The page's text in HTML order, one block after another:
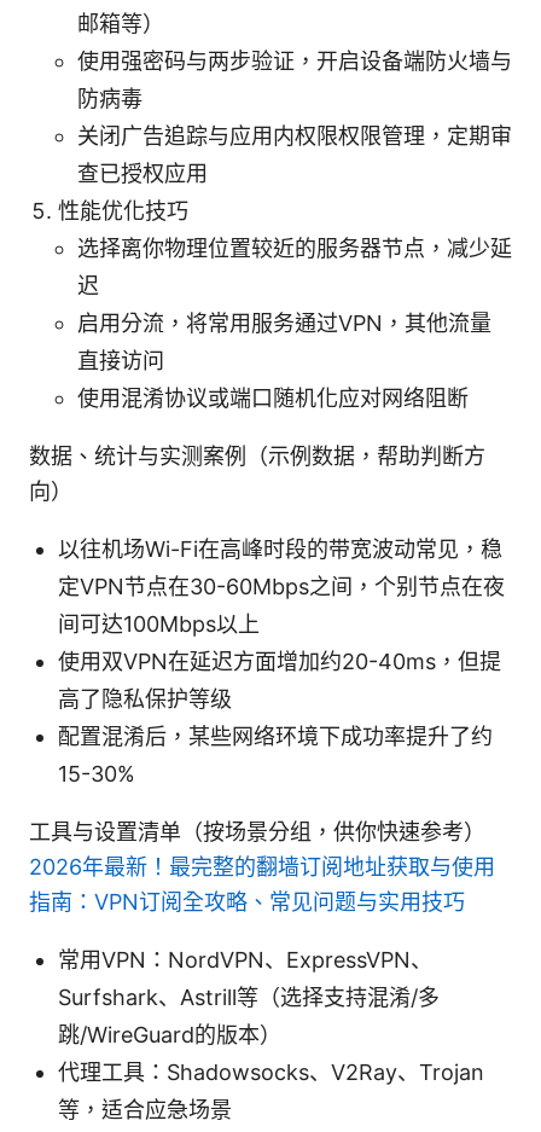
邮箱等）
使用强密码与两步验证，开启设备端防火墙与
防病毒
关闭广告追踪与应用内权限权限管理，定期审
查已授权应用
性能优化技巧
选择离你物理位置较近的服务器节点，减少延
迟
启用分流，将常用服务通过VPN，其他流量
直接访问
使用混淆协议或端口随机化应对网络阻断
数据、统计与实测案例（示例数据，帮助判断方
向）
以往机场Wi-Fi在高峰时段的带宽波动常见，稳
定VPN节点在30-60Mbps之间，个别节点在夜
间可达100Mbps以上
使用双VPN在延迟方面增加约20-40ms，但提
高了隐私保护等级
配置混淆后，某些网络环境下成功率提升了约
15-30%
工具与设置清单（按场景分组，供你快速参考）
2026年最新！最完整的翻墙订阅地址获取与使用
指南：VPN订阅全攻略、常见问题与实用技巧
常用VPN：NordVPN、ExpressVPN、
Surfshark、Astrill等（选择支持混淆/多
跳/WireGuard的版本）
代理工具：Shadowsocks、V2Ray、Trojan
等，适合应急场景